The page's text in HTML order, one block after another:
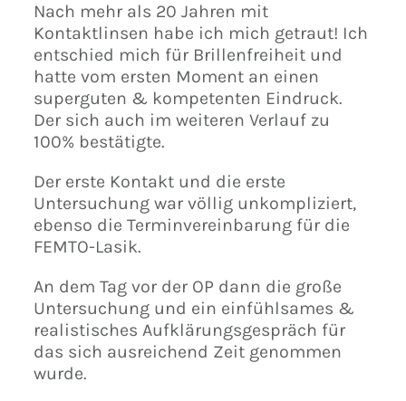
Nach mehr als 20 Jahren mit
Kontaktlinsen habe ich mich getraut! Ich
entschied mich für Brillenfreiheit und
hatte vom ersten Moment an einen
superguten & kompetenten Eindruck.
Der sich auch im weiteren Verlauf zu
100% bestätigte.
Der erste Kontakt und die erste
Untersuchung war völlig unkompliziert,
ebenso die Terminvereinbarung für die
FEMTO-Lasik.
An dem Tag vor der OP dann die große
Untersuchung und ein einfühlsames &
realistisches Aufklärungsgespräch für
das sich ausreichend Zeit genommen
wurde.